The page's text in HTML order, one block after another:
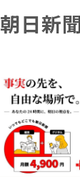
朝日新